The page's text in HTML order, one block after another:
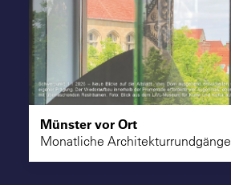
Suche
Münster vor Ort
Monatliche Architekturrundgänge